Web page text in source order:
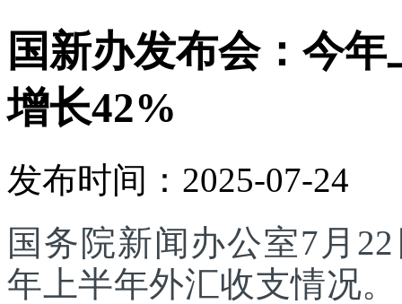
国新办发布会：今
增长42%
发布时间：2025-07-24
国务院新闻办公室7月
年上半年外汇收支情况。